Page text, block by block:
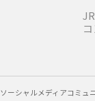
ソーシャルメディアコミュ